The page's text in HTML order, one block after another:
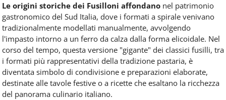
Le origini storiche dei Fusilloni affondano nel patrimonio
gastronomico del Sud Italia, dove i formati a spirale venivano
tradizionalmente modellati manualmente, avvolgendo
l'impasto intorno a un ferro da calza dalla forma elicoidale. Nel
corso del tempo, questa versione "gigante" dei classici fusilli, tra
i formati più rappresentativi della tradizione pastaria, è
diventata simbolo di condivisione e preparazioni elaborate,
destinate alle tavole festive o a ricette che esaltano la ricchezza
del panorama culinario italiano.